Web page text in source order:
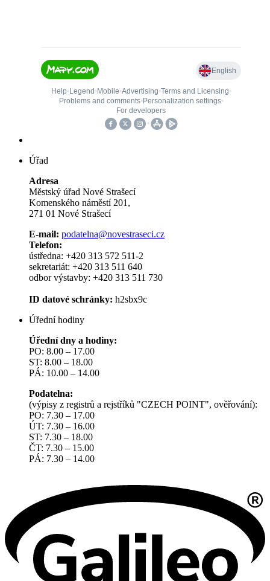
Úřad
Adresa
Městský úřad Nové Strašecí
Komenského náměstí 201,
271 01 Nové Strašecí
E-mail: podatelna@novestraseci.cz
Telefon:
ústředna: +420 313 572 511-2
sekretariát: +420 313 511 640
odbor výstavby: +420 313 511 730
ID datové schránky: h2sbx9c
Úřední hodiny
Úřední dny a hodiny:
PO: 8.00 – 17.00
ST: 8.00 – 18.00
PÁ: 10.00 – 14.00
Podatelna:
(výpisy z registrů a rejstříků "CZECH POINT", ověřování):
PO: 7.30 – 17.00
ÚT: 7.30 – 16.00
ST: 7.30 – 18.00
ČT: 7.30 – 15.00
PÁ: 7.30 – 14.00